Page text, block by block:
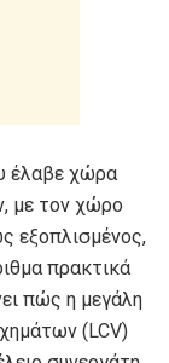
έλαβε χώρα
με τον χώρο
εξοπλισμένος,
πρακτικά
πώς η μεγάλη
(LCV)